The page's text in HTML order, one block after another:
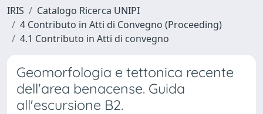
IRIS
Catalogo Ricerca UNIPI
4 Contributo in Atti di Convegno (Proceeding)
4.1 Contributo in Atti di convegno
Geomorfologia e tettonica recente
dell'area benacense. Guida
all'escursione B2.